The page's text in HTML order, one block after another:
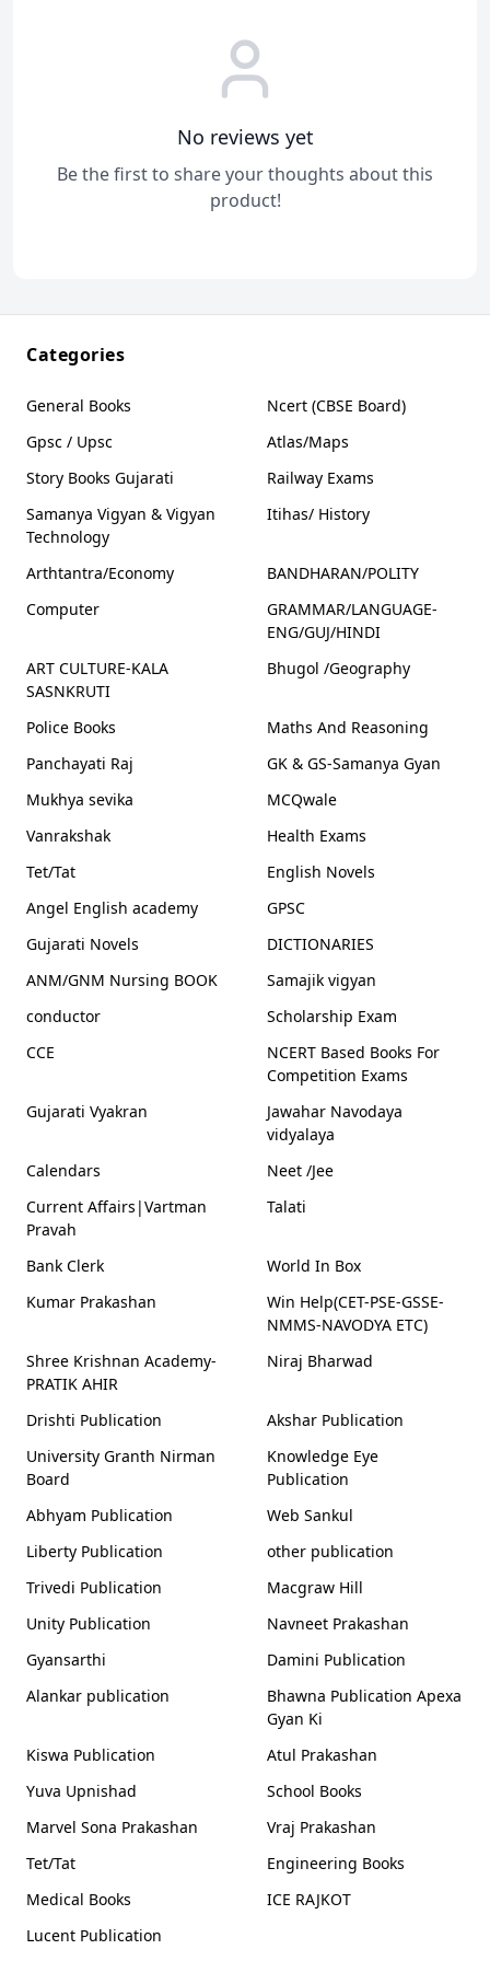
No reviews yet
Be the first to share your thoughts about this
product!
Categories
General Books
Ncert (CBSE Board)
Gpsc / Upsc
Atlas/Maps
Story Books Gujarati
Railway Exams
Samanya Vigyan & Vigyan
Technology
Itihas/ History
Arthtantra/Economy
BANDHARAN/POLITY
Computer
GRAMMAR/LANGUAGE-
ENG/GUJ/HINDI
ART CULTURE-KALA
SASNKRUTI
Bhugol /Geography
Police Books
Maths And Reasoning
Panchayati Raj
GK & GS-Samanya Gyan
Mukhya sevika
MCQwale
Vanrakshak
Health Exams
Tet/Tat
English Novels
Angel English academy
GPSC
Gujarati Novels
DICTIONARIES
ANM/GNM Nursing BOOK
Samajik vigyan
conductor
Scholarship Exam
CCE
NCERT Based Books For
Competition Exams
Gujarati Vyakran
Jawahar Navodaya
vidyalaya
Calendars
Neet /Jee
Current Affairs|Vartman
Pravah
Talati
Bank Clerk
World In Box
Kumar Prakashan
Win Help(CET-PSE-GSSE-
NMMS-NAVODYA ETC)
Shree Krishnan Academy-
PRATIK AHIR
Niraj Bharwad
Drishti Publication
Akshar Publication
University Granth Nirman
Board
Knowledge Eye
Publication
Abhyam Publication
Web Sankul
Liberty Publication
other publication
Trivedi Publication
Macgraw Hill
Unity Publication
Navneet Prakashan
Gyansarthi
Damini Publication
Alankar publication
Bhawna Publication Apexa
Gyan Ki
Kiswa Publication
Atul Prakashan
Yuva Upnishad
School Books
Marvel Sona Prakashan
Vraj Prakashan
Tet/Tat
Engineering Books
Medical Books
ICE RAJKOT
Lucent Publication